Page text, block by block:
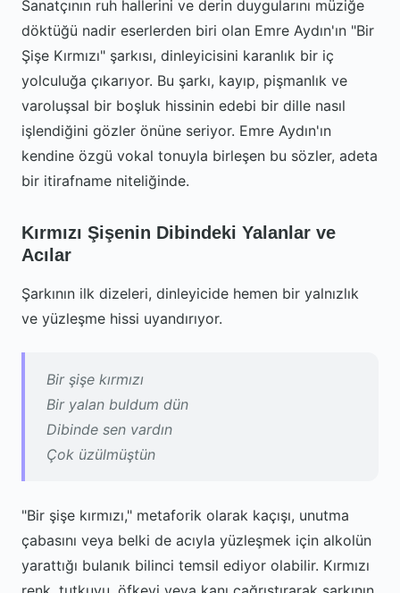
Sanatçının ruh hallerini ve derin duygularını müziğe
döktüğü nadir eserlerden biri olan Emre Aydın'ın "Bir
Şişe Kırmızı" şarkısı, dinleyicisini karanlık bir iç
yolculuğa çıkarıyor. Bu şarkı, kayıp, pişmanlık ve
varoluşsal bir boşluk hissinin edebi bir dille nasıl
işlendiğini gözler önüne seriyor. Emre Aydın'ın
kendine özgü vokal tonuyla birleşen bu sözler, adeta
bir itirafname niteliğinde.
Kırmızı Şişenin Dibindeki Yalanlar ve
Acılar
Şarkının ilk dizeleri, dinleyicide hemen bir yalnızlık
ve yüzleşme hissi uyandırıyor.
Bir şişe kırmızı
Bir yalan buldum dün
Dibinde sen vardın
Çok üzülmüştün
"Bir şişe kırmızı," metaforik olarak kaçışı, unutma
çabasını veya belki de acıyla yüzleşmek için alkolün
yarattığı bulanık bilinci temsil ediyor olabilir. Kırmızı